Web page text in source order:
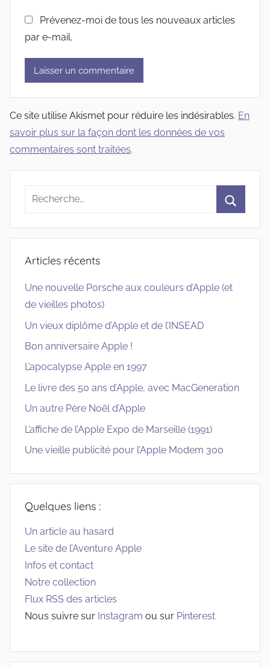
Prévenez-moi de tous les nouveaux articles
par e-mail.
Ce site utilise Akismet pour réduire les indésirables. En
savoir plus sur la façon dont les données de vos
commentaires sont traitées.
Recherche
:
Articles récents
Une nouvelle Porsche aux couleurs d’Apple (et
de vieilles photos)
Un vieux diplôme d’Apple et de l’INSEAD
Bon anniversaire Apple !
L’apocalypse Apple en 1997
Le livre des 50 ans d’Apple, avec MacGeneration
Un autre Père Noël d’Apple
L’affiche de l’Apple Expo de Marseille (1991)
Une vieille publicité pour l’Apple Modem 300
Quelques liens :
Un article au hasard
Le site de l’Aventure Apple
Infos et contact
Notre collection
Flux RSS des articles
Nous suivre sur Instagram ou sur Pinterest